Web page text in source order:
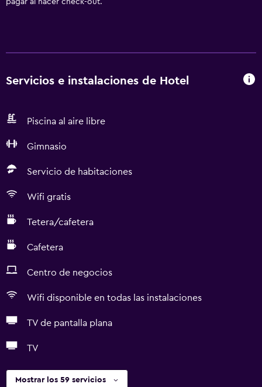
pagar al hacer check-out.
Servicios e instalaciones de Hotel
Piscina al aire libre
Gimnasio
Servicio de habitaciones
Wifi gratis
Tetera/cafetera
Cafetera
Centro de negocios
Wifi disponible en todas las instalaciones
TV de pantalla plana
TV
Mostrar los 59 servicios